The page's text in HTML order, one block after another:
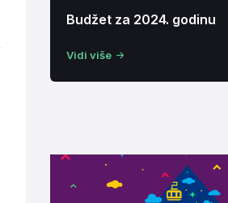
Budžet za 2024. godinu
Vidi više